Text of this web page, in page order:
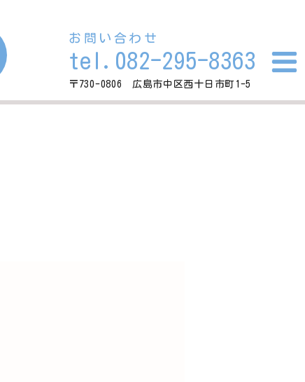
お問い合わせ
tel.082-295-8363
〒730-0806 広島市中区西十日市町1-5